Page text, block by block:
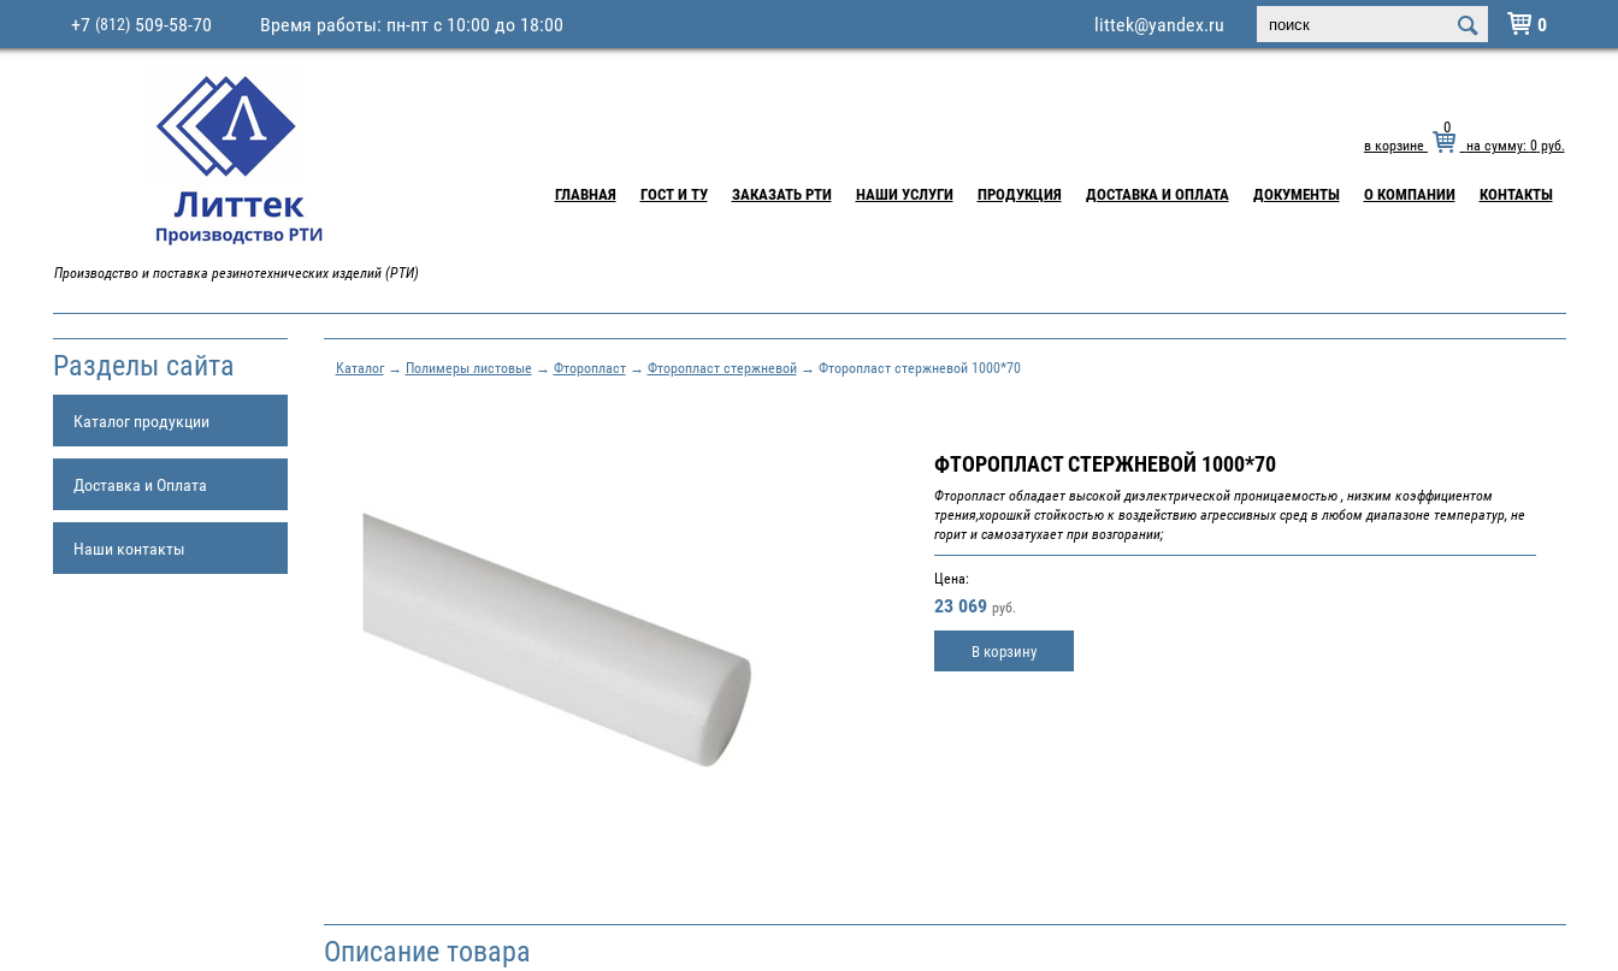
 0
+7 (812)509-58-70 Время работы: пн-пт с 10:00 до 18:00 littek@yandex.ru
Производство и поставка резинотехнических изделий (РТИ)
в корзине
0
на сумму: 0руб.
ГЛАВНАЯ ГОСТ И ТУ ЗАКАЗАТЬ РТИ НАШИ УСЛУГИ ПРОДУКЦИЯ ДОСТАВКА И ОПЛАТА ДОКУМЕНТЫ О КОМПАНИИ КОНТАКТЫ
Разделы сайта
Каталог продукции
Доставка и Оплата
Наши контакты
Каталог→ Полимеры листовые→ Фторопласт→ Фторопласт стержневой→ Фторопласт стержневой 1000*70
ФТОРОПЛАСТ СТЕРЖНЕВОЙ 1000*70
Фторопласт обладает высокой диэлектрической проницаемостью , низким коэффициентом
трения,хорошкй стойкостью к воздействию агрессивных сред в любом диапазоне температур, не
горит и самозатухает при возгорании;
Цена:
23 069 руб.
В корзину
Описание товара